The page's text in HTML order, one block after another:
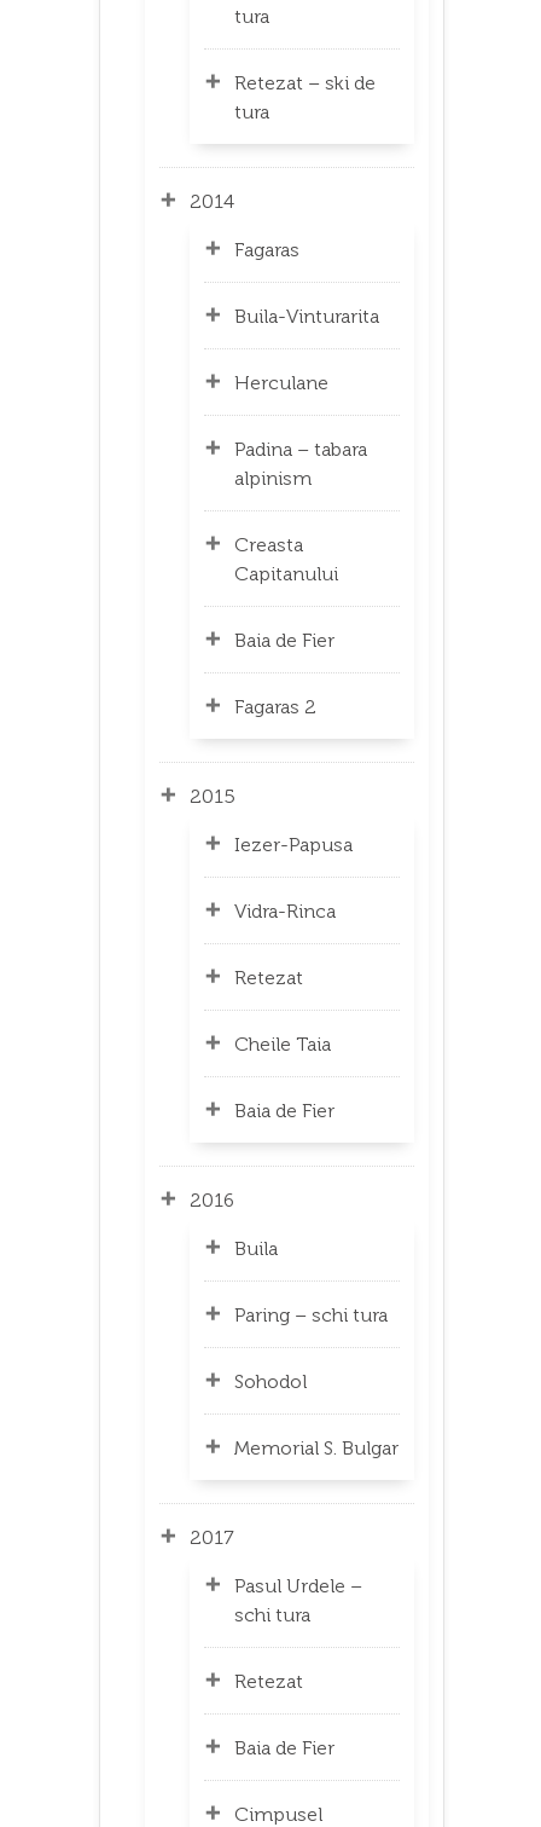
tura
Retezat – ski de
tura
2014
Fagaras
Buila-Vinturarita
Herculane
Padina – tabara
alpinism
Creasta
Capitanului
Baia de Fier
Fagaras 2
2015
Iezer-Papusa
Vidra-Rinca
Retezat
Cheile Taia
Baia de Fier
2016
Buila
Paring – schi tura
Sohodol
Memorial S. Bulgar
2017
Pasul Urdele –
schi tura
Retezat
Baia de Fier
Cimpusel